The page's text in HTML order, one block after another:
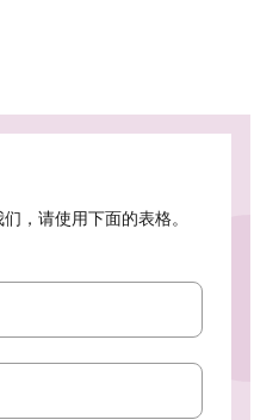
，请使用下面的表格。